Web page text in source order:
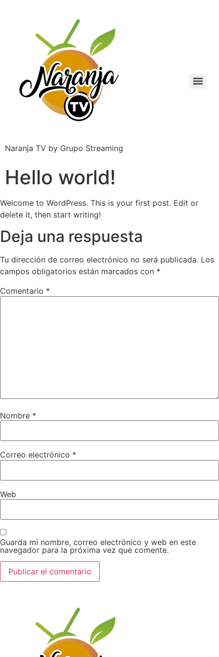
Naranja TV by Grupo Streaming
Hello world!
Welcome to WordPress. This is your first post. Edit or
delete it, then start writing!
Deja una respuesta
Tu dirección de correo electrónico no será publicada. Los
campos obligatorios están marcados con *
Comentario *
Nombre *
Correo electrónico *
Web
Guarda mi nombre, correo electrónico y web en este
navegador para la próxima vez que comente.